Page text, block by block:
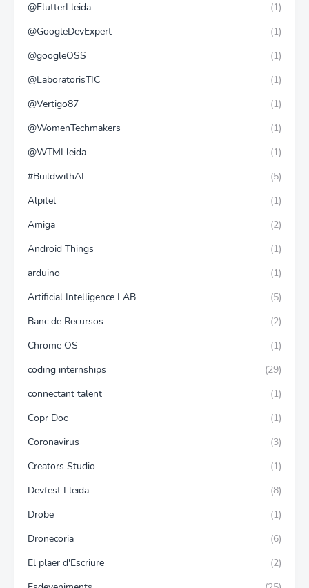
@FlutterLleida
(1)
@GoogleDevExpert
(1)
@googleOSS
(1)
@LaboratorisTIC
(1)
@Vertigo87
(1)
@WomenTechmakers
(1)
@WTMLleida
(1)
#BuildwithAI
(5)
Alpitel
(1)
Amiga
(2)
Android Things
(1)
arduino
(1)
Artificial Intelligence LAB
(5)
Banc de Recursos
(2)
Chrome OS
(1)
coding internships
(29)
connectant talent
(1)
Copr Doc
(1)
Coronavirus
(3)
Creators Studio
(1)
Devfest Lleida
(8)
Drobe
(1)
Dronecoria
(6)
El plaer d'Escriure
(2)